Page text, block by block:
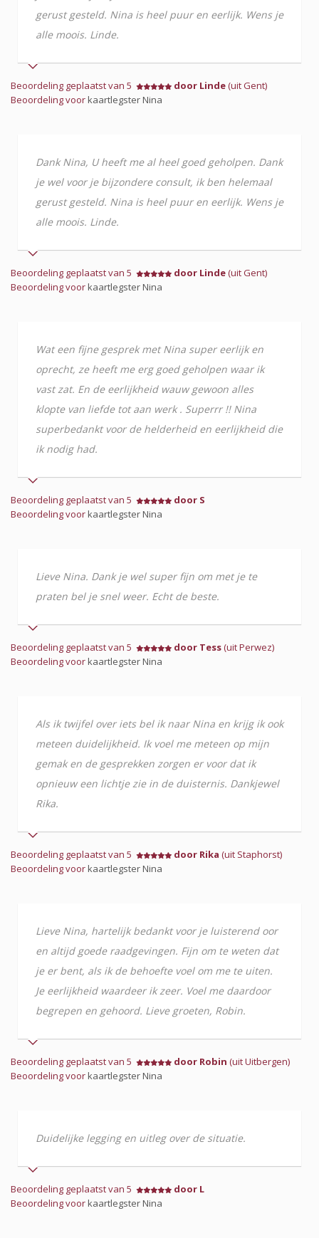
gerust gesteld. Nina is heel puur en eerlijk. Wens je
alle moois. Linde.
Beoordeling geplaatst van 5 door Linde(uit Gent)
Beoordeling voorkaartlegster Nina
Dank Nina, U heeft me al heel goed geholpen. Dank
je wel voor je bijzondere consult, ik ben helemaal
gerust gesteld. Nina is heel puur en eerlijk. Wens je
alle moois. Linde.
Beoordeling geplaatst van 5 door Linde(uit Gent)
Beoordeling voorkaartlegster Nina
Wat een fijne gesprek met Nina super eerlijk en
oprecht, ze heeft me erg goed geholpen waar ik
vast zat. En de eerlijkheid wauw gewoon alles
klopte van liefde tot aan werk . Superrr !! Nina
superbedankt voor de helderheid en eerlijkheid die
ik nodig had.
Beoordeling geplaatst van 5
door S
Beoordeling voorkaartlegster Nina
Lieve Nina. Dank je wel super fijn om met je te
praten bel je snel weer. Echt de beste.
Beoordeling geplaatst van 5 door Tess(uit Perwez)
Beoordeling voorkaartlegster Nina
Als ik twijfel over iets bel ik naar Nina en krijg ik ook
meteen duidelijkheid. Ik voel me meteen op mijn
gemak en de gesprekken zorgen er voor dat ik
opnieuw een lichtje zie in de duisternis. Dankjewel
Rika.
Beoordeling geplaatst van 5 door Rika (uit Staphorst)
Beoordeling voorkaartlegster Nina
Lieve Nina, hartelijk bedankt voor je luisterend oor
en altijd goede raadgevingen. Fijn om te weten dat
je er bent, als ik de behoefte voel om me te uiten.
Je eerlijkheid waardeer ik zeer. Voel me daardoor
begrepen en gehoord. Lieve groeten, Robin.
Beoordeling geplaatst van 5 door Robin (uit Uitbergen)
Beoordeling voorkaartlegster Nina
Duidelijke legging en uitleg over de situatie.
Beoordeling geplaatst van 5
door L
Beoordeling voorkaartlegster Nina